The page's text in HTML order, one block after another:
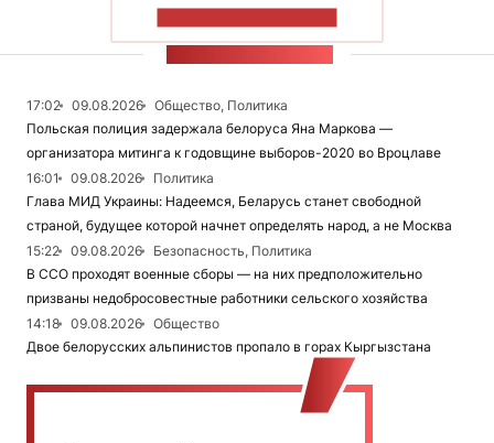
17:02 09.08.2026
Общество, Политика
Польская полиция задержала белоруса Яна Маркова —
организатора митинга к годовщине выборов-2020 во Вроцлаве
16:01
09.08.2026
Политика
Глава МИД Украины: Надеемся, Беларусь станет свободной
страной, будущее которой начнет определять народ, а не Москва
15:22
09.08.2026
Безопасность, Политика
В ССО проходят военные сборы — на них предположительно
призваны недобросовестные работники сельского хозяйства
14:18
09.08.2026
Общество
Двое белорусских альпинистов пропало в горах Кыргызстана